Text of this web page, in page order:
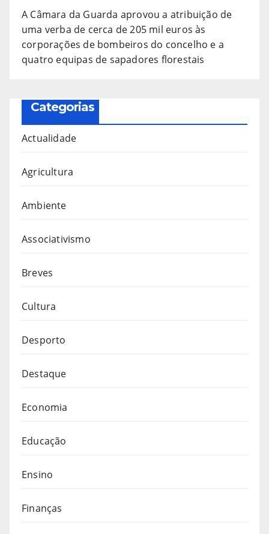
A Câmara da Guarda aprovou a atribuição de
uma verba de cerca de 205 mil euros às
corporações de bombeiros do concelho e a
quatro equipas de sapadores florestais
Categorias
Actualidade
Agricultura
Ambiente
Associativismo
Breves
Cultura
Desporto
Destaque
Economia
Educação
Ensino
Finanças